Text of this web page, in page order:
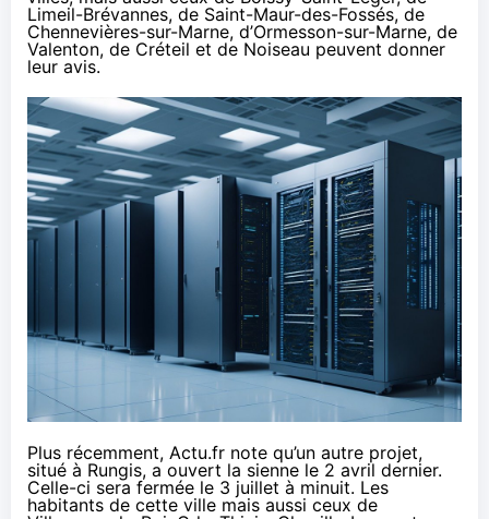
Limeil-Brévannes, de Saint-Maur-des-Fossés, de
Chennevières-sur-Marne, d’Ormesson-sur-Marne, de
Valenton, de Créteil et de Noiseau peuvent donner
leur avis.
Plus récemment, Actu.fr note qu’un autre projet,
situé à Rungis, a ouvert la sienne le 2 avril dernier.
Celle-ci sera fermée le 3 juillet à minuit. Les
habitants de cette ville mais aussi ceux de